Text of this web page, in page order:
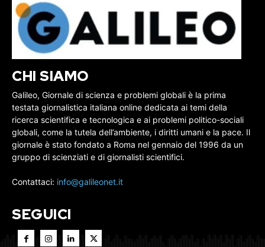
CHI SIAMO
Galileo, Giornale di scienza e problemi globali è la prima
testata giornalistica italiana online dedicata ai temi della
ricerca scientifica e tecnologica e ai problemi politico-sociali
globali, come la tutela dell’ambiente, i diritti umani e la pace. Il
giornale è stato fondato a Roma nel gennaio del 1996 da un
gruppo di scienziati e di giornalisti scientifici.
Contattaci: info@galileonet.it
SEGUICI